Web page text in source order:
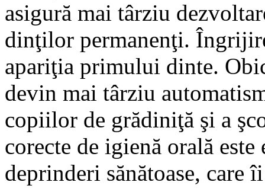
asigură mai târziu
dinţilor permanenţi.
apariţia primului dinte.
devin mai târziu
copiilor de grădiniţă şi a
corecte de igienă orală
deprinderi sănătoase, care